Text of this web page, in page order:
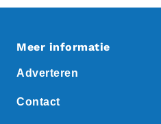
Meer informatie
Adverteren
Contact